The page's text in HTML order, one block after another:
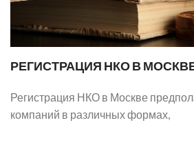
РЕГИСТРАЦИЯ НКО В
Регистрация НКО в Москве
компаний в различных формах,